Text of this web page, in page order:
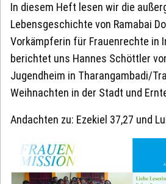
In diesem Heft lesen wir die
Lebensgeschichte von Ramabai
Vorkämpferin für Frauenrechte in
berichtet uns Hannes Schöttler
Jugendheim in Tharangambadi/
Weihnachten in der Stadt und
Andachten zu: Ezekiel 37,27 und